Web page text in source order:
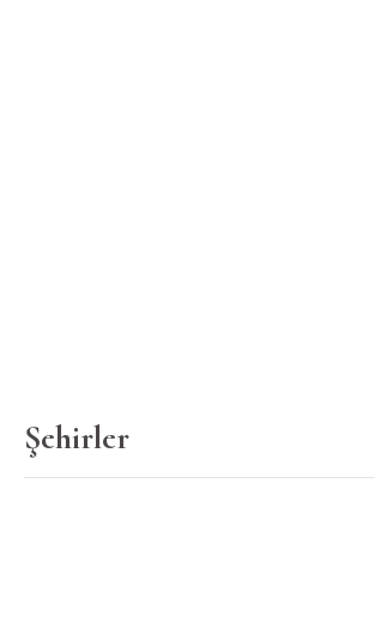
Şehirler